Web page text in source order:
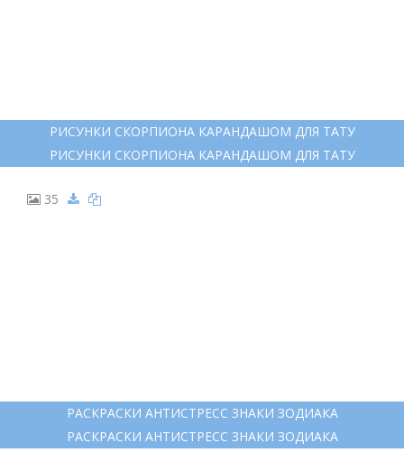
РИСУНКИ СКОРПИОНА КАРАНДАШОМ ДЛЯ ТАТУ
РИСУНКИ СКОРПИОНА КАРАНДАШОМ ДЛЯ ТАТУ
35
РАСКРАСКИ АНТИСТРЕСС ЗНАКИ ЗОДИАКА
РАСКРАСКИ АНТИСТРЕСС ЗНАКИ ЗОДИАКА